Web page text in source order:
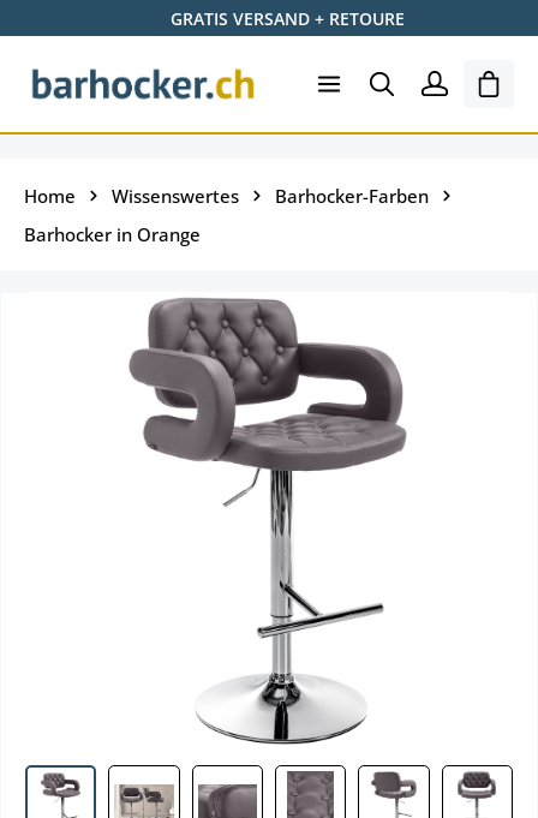
Zum Hauptinhalt springenGRATIS VERSAND + RETOURE
Home Wissenswertes
Barhocker-Farben
Barhocker in Orange